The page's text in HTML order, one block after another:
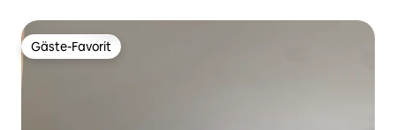
Gäste-Favorit
Gäste-Favorit